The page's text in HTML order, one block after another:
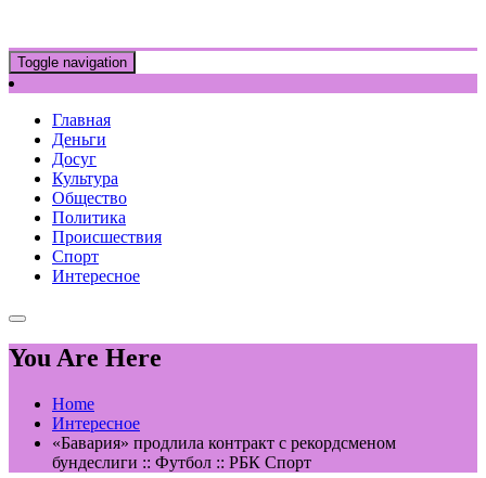
Toggle navigation
Главная
Деньги
Досуг
Культура
Общество
Политика
Происшествия
Спорт
Интересное
You Are Here
Home
Интересное
«Бавария» продлила контракт с рекордсменом
бундеслиги :: Футбол :: РБК Спорт